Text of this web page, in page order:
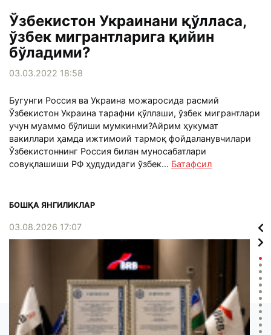
Ўзбекистон Украинани қўлласа,
ўзбек мигрантларига қийин
бўладими?
03.03.2022 18:58
Бугунги Россия ва Украина можаросида расмий
Ўзбекистон Украина тарафни қўллаши, ўзбек мигрантлари
учун муаммо бўлиши мумкинми?Айрим ҳукумат
вакиллари ҳамда ижтимоий тармоқ фойдаланувчилари
Ўзбекистоннинг Россия билан муносабатлари
совуқлашиши РФ ҳудудидаги ўзбек... Батафсил
БОШҚА ЯНГИЛИКЛАР
03.08.2026 17:07